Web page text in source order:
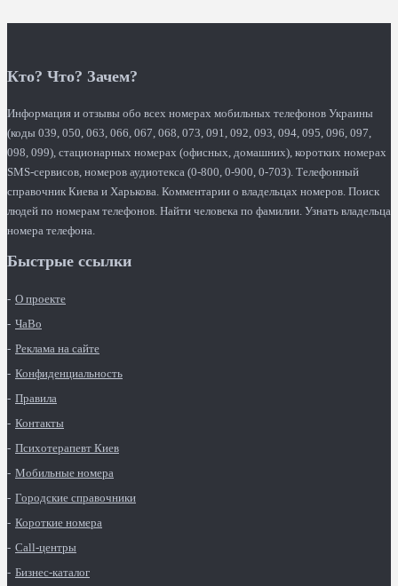
Кто? Что? Зачем?
Информация и отзывы обо всех номерах мобильных телефонов Украины
(коды 039, 050, 063, 066, 067, 068, 073, 091, 092, 093, 094, 095, 096, 097,
098, 099), стационарных номерах (офисных, домашних), коротких номерах
SMS-сервисов, номеров аудиотекса (0-800, 0-900, 0-703). Телефонный
справочник Киева и Харькова. Комментарии о владельцах номеров. Поиск
людей по номерам телефонов. Найти человека по фамилии. Узнать владельца
номера телефона.
Быстрые ссылки
О проекте
ЧаВо
Реклама на сайте
Конфиденциальность
Правила
Контакты
Психотерапевт Киев
Мобильные номера
Городские справочники
Короткие номера
Call-центры
Бизнес-каталог